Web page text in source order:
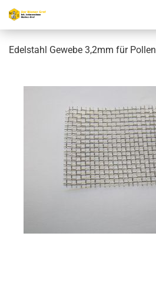
Edelstahl Gewebe 3,2mm für Pollen